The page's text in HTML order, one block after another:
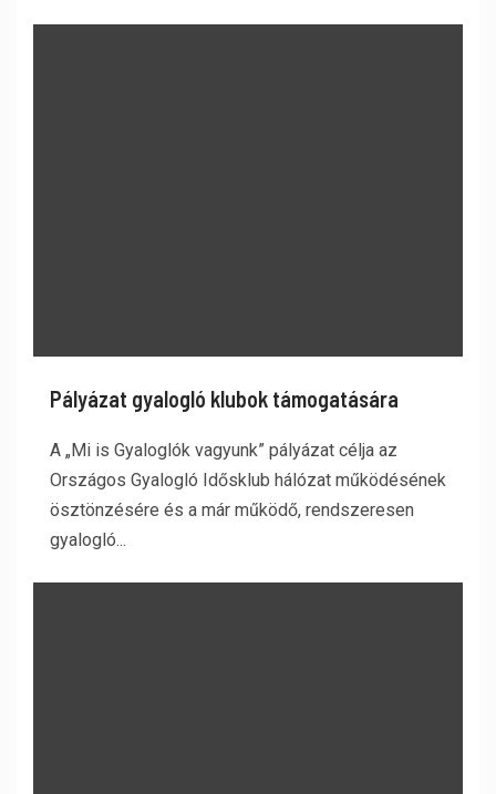
Pályázat gyalogló klubok támogatására
A „Mi is Gyaloglók vagyunk” pályázat célja az
Országos Gyalogló Idősklub hálózat működésének
ösztönzésére és a már működő, rendszeresen
gyalogló...